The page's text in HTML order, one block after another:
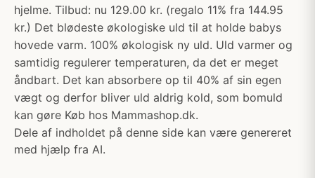
hjelme. Tilbud: nu 129.00 kr. (regalo 11% fra 144.95
kr.) Det blødeste økologiske uld til at holde babys
hovede varm. 100% økologisk ny uld. Uld varmer og
samtidig regulerer temperaturen, da det er meget
åndbart. Det kan absorbere op til 40% af sin egen
vægt og derfor bliver uld aldrig kold, som bomuld
kan gøre Køb hos Mammashop.dk.
Dele af indholdet på denne side kan være genereret
med hjælp fra AI.